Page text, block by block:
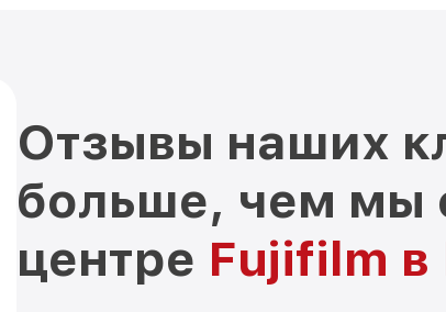
Отзывы наших
больше, чем мы
центре Fujifilm в